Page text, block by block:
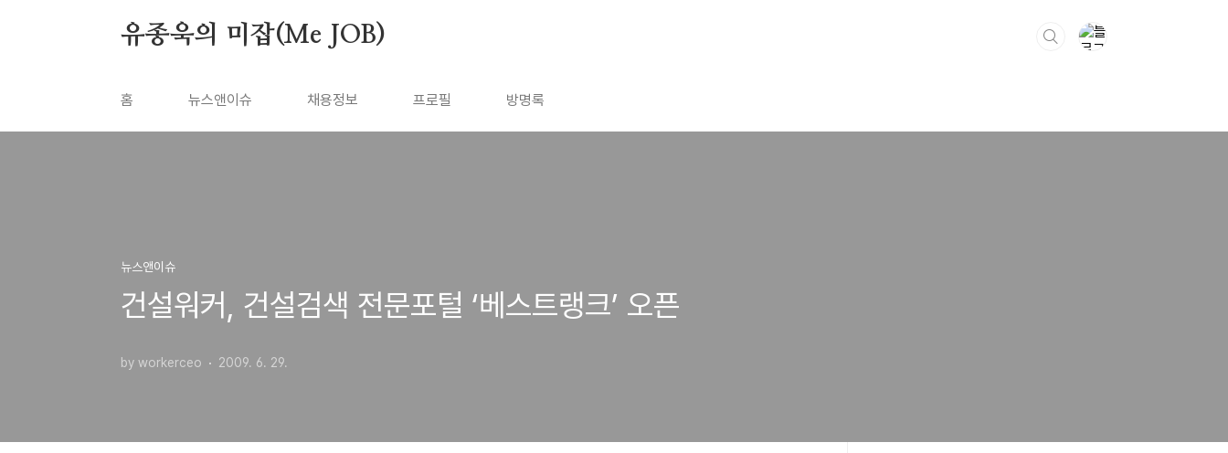
유종욱의 미잡(Me JOB)
홈 뉴스앤이슈 채용정보 프로필 방명록
뉴스앤이슈
건설워커, 건설검색 전문포털 ‘베스트랭크’ 오픈
by workerceo 2009. 6. 29.